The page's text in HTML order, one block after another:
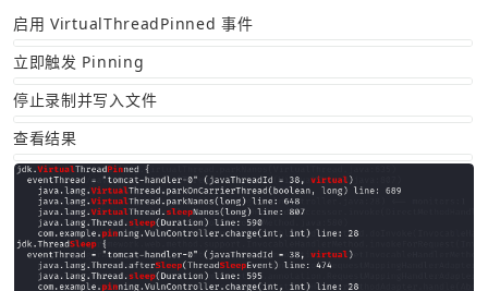
启用 VirtualThreadPinned 事件
立即触发 Pinning
停止录制并写入文件
查看结果